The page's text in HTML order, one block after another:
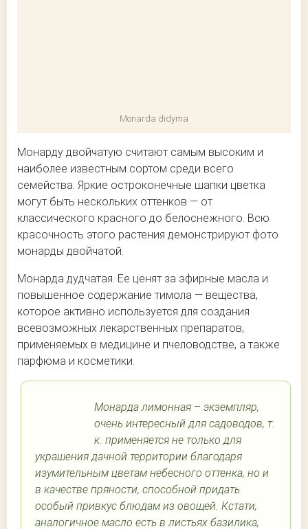
Monarda didyma
Монарду двойчатую считают самым высоким и
наиболее известным сортом среди всего
семейства. Яркие остроконечные шапки цветка
могут быть нескольких оттенков — от
классического красного до белоснежного. Всю
красочность этого растения демонстрируют фото
монарды двойчатой.
Монарда дудчатая. Ее ценят за эфирные масла и
повышенное содержание тимола — вещества,
которое активно используется для создания
всевозможных лекарственных препаратов,
применяемых в медицине и пчеловодстве, а также
парфюма и косметики.
Монарда лимонная – экземпляр,
очень интересный для садоводов, т.
к. применяется не только для
украшения дачной территории благодаря
изумительным цветам небесного оттенка, но и
в качестве пряности, способной придать
особый привкус блюдам из овощей. Кстати,
аналогичное масло есть в листьях базилика,